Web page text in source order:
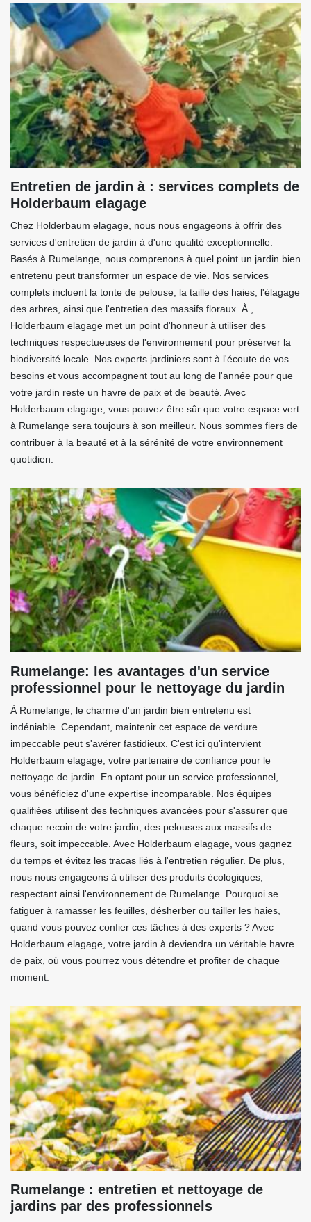
Entretien de jardin à : services complets de
Holderbaum elagage
Chez Holderbaum elagage, nous nous engageons à offrir des
services d'entretien de jardin à d'une qualité exceptionnelle.
Basés à Rumelange, nous comprenons à quel point un jardin bien
entretenu peut transformer un espace de vie. Nos services
complets incluent la tonte de pelouse, la taille des haies, l'élagage
des arbres, ainsi que l'entretien des massifs floraux. À ,
Holderbaum elagage met un point d'honneur à utiliser des
techniques respectueuses de l'environnement pour préserver la
biodiversité locale. Nos experts jardiniers sont à l'écoute de vos
besoins et vous accompagnent tout au long de l'année pour que
votre jardin reste un havre de paix et de beauté. Avec
Holderbaum elagage, vous pouvez être sûr que votre espace vert
à Rumelange sera toujours à son meilleur. Nous sommes fiers de
contribuer à la beauté et à la sérénité de votre environnement
quotidien.
Rumelange: les avantages d'un service
professionnel pour le nettoyage du jardin
À Rumelange, le charme d'un jardin bien entretenu est
indéniable. Cependant, maintenir cet espace de verdure
impeccable peut s'avérer fastidieux. C'est ici qu'intervient
Holderbaum elagage, votre partenaire de confiance pour le
nettoyage de jardin. En optant pour un service professionnel,
vous bénéficiez d'une expertise incomparable. Nos équipes
qualifiées utilisent des techniques avancées pour s'assurer que
chaque recoin de votre jardin, des pelouses aux massifs de
fleurs, soit impeccable. Avec Holderbaum elagage, vous gagnez
du temps et évitez les tracas liés à l'entretien régulier. De plus,
nous nous engageons à utiliser des produits écologiques,
respectant ainsi l'environnement de Rumelange. Pourquoi se
fatiguer à ramasser les feuilles, désherber ou tailler les haies,
quand vous pouvez confier ces tâches à des experts ? Avec
Holderbaum elagage, votre jardin à deviendra un véritable havre
de paix, où vous pourrez vous détendre et profiter de chaque
moment.
Rumelange : entretien et nettoyage de
jardins par des professionnels